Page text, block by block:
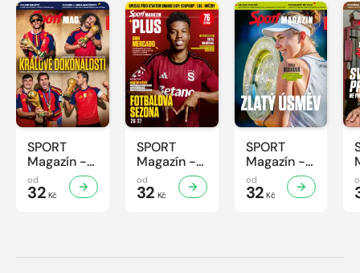
SPORT
Magazín -
31/2026
od
32 Kč
SPORT
Magazín -
30/2026
od
32 Kč
SPORT
Magazín -
29/2026
od
32 Kč